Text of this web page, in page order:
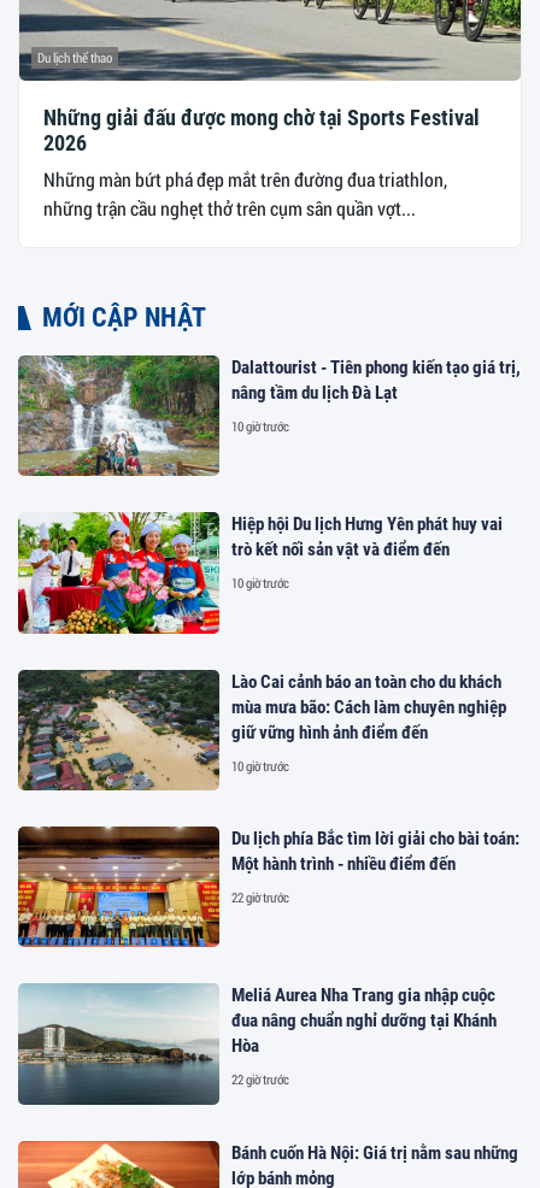
Du lịch thể thao
Những giải đấu được mong chờ tại Sports Festival
2026
Những màn bứt phá đẹp mắt trên đường đua triathlon,
những trận cầu nghẹt thở trên cụm sân quần vợt...
MỚI CẬP NHẬT
Dalattourist - Tiên phong kiến tạo giá trị,
nâng tầm du lịch Đà Lạt
10 giờ trước
Hiệp hội Du lịch Hưng Yên phát huy vai
trò kết nối sản vật và điểm đến
10 giờ trước
Lào Cai cảnh báo an toàn cho du khách
mùa mưa bão: Cách làm chuyên nghiệp
giữ vững hình ảnh điểm đến
10 giờ trước
Du lịch phía Bắc tìm lời giải cho bài toán:
Một hành trình - nhiều điểm đến
22 giờ trước
Meliá Aurea Nha Trang gia nhập cuộc
đua nâng chuẩn nghỉ dưỡng tại Khánh
Hòa
22 giờ trước
Bánh cuốn Hà Nội: Giá trị nằm sau những
lớp bánh mỏng